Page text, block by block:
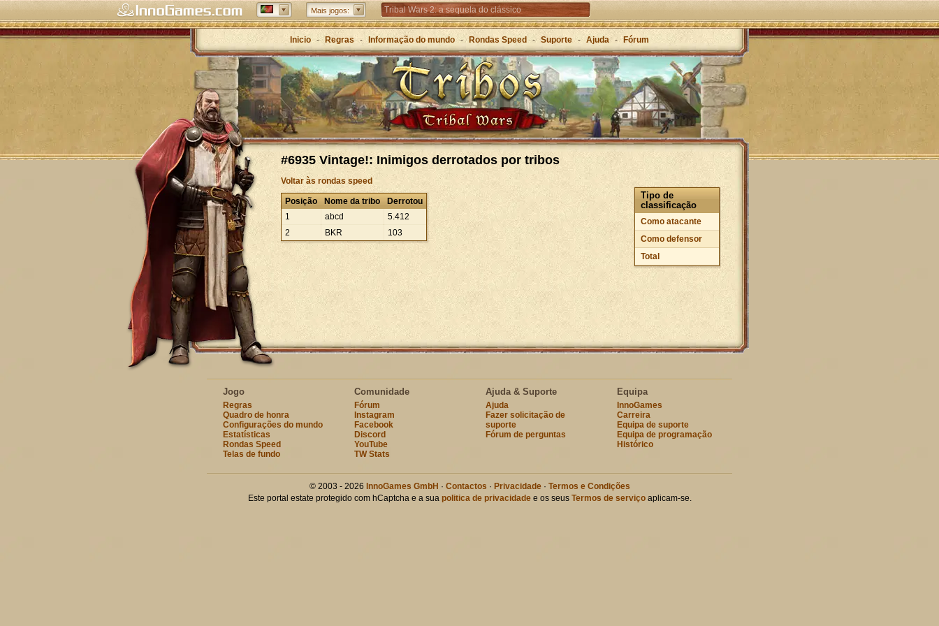
Mais jogos: Tribal Wars 2: a sequela do clássico
Forge of Empires – Estratégia ao longo das eras
Grepolis – Construa o seu império na Grécia Antiga
Inicio - Regras - Informação do mundo - Rondas Speed - Suporte - Ajuda - Fórum
#6935 Vintage!: Inimigos derrotados por tribos
Voltar às rondas speed
Tipo de
classificação
Como atacante
Como defensor
Total
Posição Nome da tribo
Derrotou
1
abcd 5.412
2
BKR 103
Jogo
Regras
Quadro de honra
Configurações do mundo
Estatísticas
Rondas Speed
Telas de fundo
Comunidade
Fórum
Instagram
Facebook
Discord
YouTube
TW Stats
Ajuda & Suporte
Ajuda
Fazer solicitação de
suporte
Fórum de perguntas
Equipa
InnoGames
Carreira
Equipa de suporte
Equipa de programação
Histórico
© 2003 - 2026 InnoGames GmbH · Contactos · Privacidade· Termos e Condições
Este portal estate protegido com hCaptcha e a sua politica de privacidadee os seus Termos de serviçoaplicam-se.